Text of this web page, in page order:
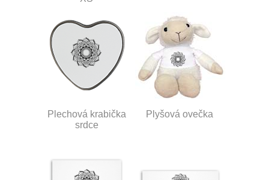
Plechová krabička
srdce
Plyšová ovečka